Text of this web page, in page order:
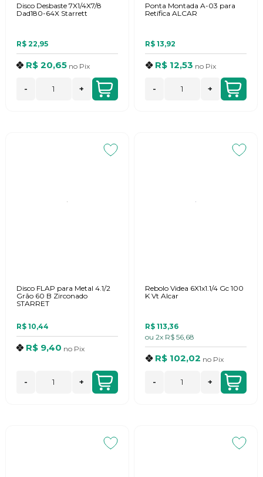
Disco Desbaste 7X1/4X7/8
Dad180-64X Starrett
R$ 22,95
R$ 20,65 no Pix
- +
Ponta Montada A-03 para
Retífica ALCAR
R$ 13,92
R$ 12,53 no Pix
- +
Disco FLAP para Metal 4.1/2
Grão 60 B Zirconado
STARRET
R$ 10,44
R$ 9,40 no Pix
- +
Rebolo Videa 6X1x1.1/4 Gc 100
K Vt Alcar
R$ 113,36
ou 2x R$ 56,68
R$ 102,02 no Pix
- +